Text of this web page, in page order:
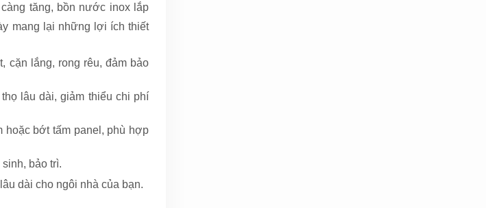
tăng, bồn nước inox lắp
mang lại những lợi ích thiết
cặn lắng, rong rêu, đảm bảo
lâu dài, giảm thiểu chi phí
hoặc bớt tấm panel, phù hợp
bảo trì.
dài cho ngôi nhà của bạn.